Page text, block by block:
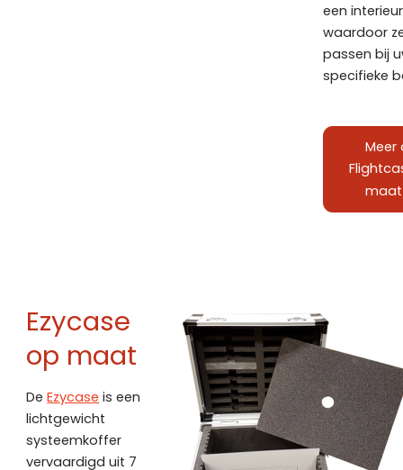
een
waardoor
passen bij
specifieke
Meer
maat
Ezycase
op maat
DeEzycase is een
lichtgewicht
systeemkoffer
vervaardigd uit 7